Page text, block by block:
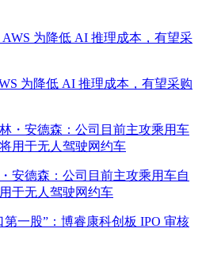
为降低 AI 推理成本，有望采购
安德森：公司目前主攻乘用车自
于无人驾驶网约车